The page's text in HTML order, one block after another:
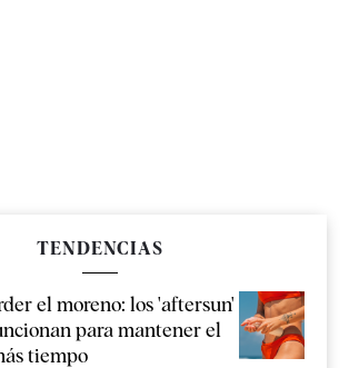
TENDENCIAS
el moreno: los 'aftersun'
para mantener el
tiempo